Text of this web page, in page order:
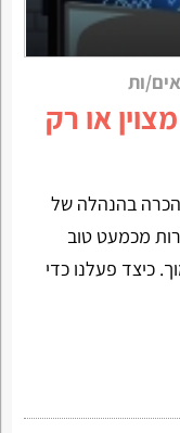
או רק
בהנהלה של
מכמעט טוב
כיצד פעלנו כדי